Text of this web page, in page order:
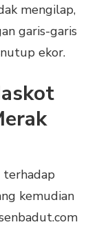
mengilap,
garis-garis
ekor.
terhadap
kemudian